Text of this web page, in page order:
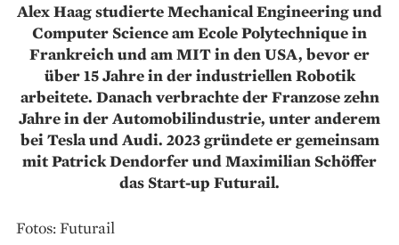
Alex Haag studierte Mechanical Engineering und
Computer Science am Ecole Polytechnique in
Frankreich und am MIT in den USA, bevor er
über 15 Jahre in der industriellen Robotik
arbeitete. Danach verbrachte der Franzose zehn
Jahre in der Automobilindustrie, unter anderem
bei Tesla und Audi. 2023 gründete er gemeinsam
mit Patrick Dendorfer und Maximilian Schöffer
das Start-up Futurail.
Fotos: Futurail